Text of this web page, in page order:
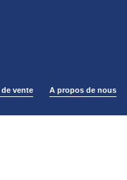
vente A propos de nous